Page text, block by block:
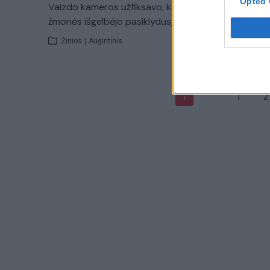
Vaizdo kameros užfiksavo, kaip
žmonės išgelbėjo pasiklydusį šunį
Žinios Augintinis
‹ 1 2